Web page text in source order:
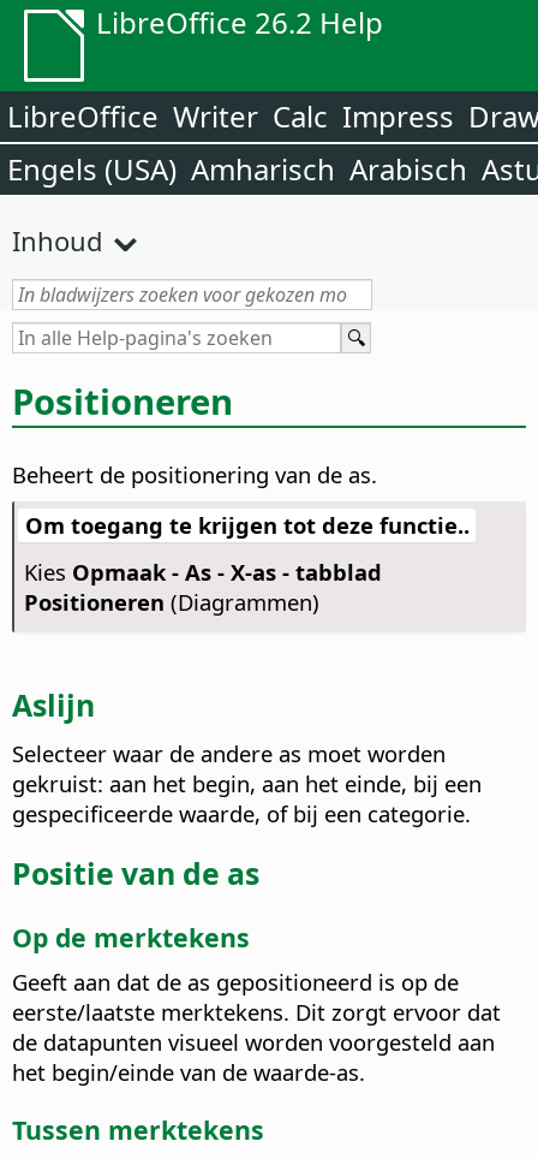
LibreOffice 26.2 Help
LibreOffice Writer Calc Impress
Engels (USA) Amharisch Arabisch
Inhoud
Positioneren
Beheert de positionering van de as.
Om toegang te krijgen tot deze functie..
Kies Opmaak - As - X-as - tabblad
Positioneren (Diagrammen)
Aslijn
Selecteer waar de andere as moet worden
gekruist: aan het begin, aan het einde, bij een
gespecificeerde waarde, of bij een categorie.
Positie van de as
Op de merktekens
Geeft aan dat de as gepositioneerd is op de
eerste/laatste merktekens. Dit zorgt ervoor dat
de datapunten visueel worden voorgesteld aan
het begin/einde van de waarde-as.
Tussen merktekens